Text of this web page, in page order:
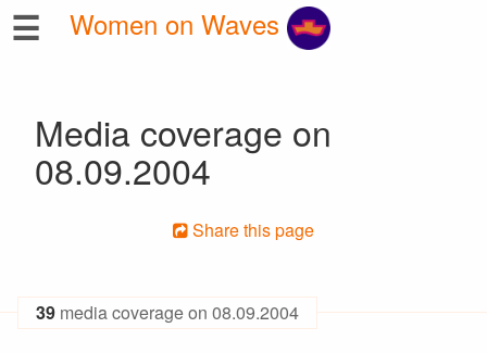
☰
Media coverage on
08.09.2004
Share this page
39 media coverage on 08.09.2004